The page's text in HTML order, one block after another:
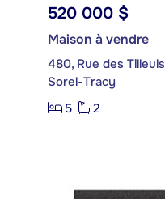
520 000 $
Maison à vendre
480, Rue des Tilleuls
Sorel-Tracy
5
2